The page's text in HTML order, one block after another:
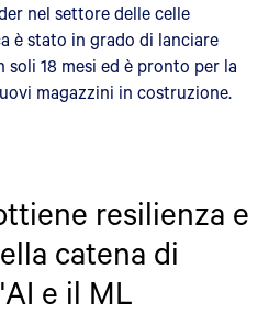
nel settore delle celle
è stato in grado di lanciare
18 mesi ed è pronto per la
magazzini in costruzione.
resilienza e
catena di
e il ML